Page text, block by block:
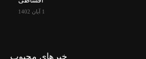
1 آبان 1402
خبرهای محبوب